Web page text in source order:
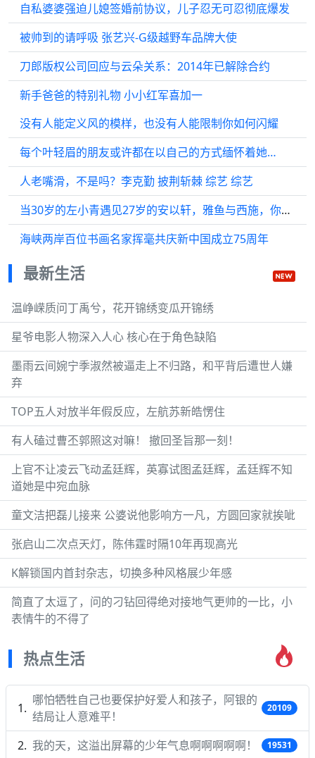
自私婆婆强迫儿媳签婚前协议，儿子忍无可忍彻底爆发
被帅到的请呼吸 张艺兴-G级越野车品牌大使
刀郎版权公司回应与云朵关系：2014年已解除合约
新手爸爸的特别礼物 小小红军喜加一
没有人能定义风的模样，也没有人能限制你如何闪耀
每个叶轻眉的朋友或许都在以自己的方式缅怀着她…
人老嘴滑，不是吗？李克勤 披荆斩棘 综艺 综艺
当30岁的左小青遇见27岁的安以轩，雅鱼与西施，你觉得谁更胜一筹
海峡两岸百位书画名家挥毫共庆新中国成立75周年
最新生活
温峥嵘质问丁禹兮，花开锦绣变瓜开锦绣
星爷电影人物深入人心 核心在于角色缺陷
墨雨云间婉宁季淑然被逼走上不归路，和平背后遭世人嫌
弃
TOP五人对放半年假反应，左航苏新皓愣住
有人磕过曹丕郭照这对嘛！ 撤回圣旨那一刻！
上官不让凌云飞动孟廷辉，英寡试图孟廷辉，孟廷辉不知
道她是中宛血脉
童文洁把磊儿接来 公婆说他影响方一凡，方圆回家就挨呲
张启山二次点天灯，陈伟霆时隔10年再现高光
K解锁国内首封杂志，切换多种风格展少年感
简直了太逗了，问的刁钻回得绝对接地气更帅的一比，小
表情牛的不得了
热点生活
哪怕牺牲自己也要保护好爱人和孩子，阿银的
结局让人意难平！
20109
我的天，这溢出屏幕的少年气息啊啊啊啊啊！ 19531